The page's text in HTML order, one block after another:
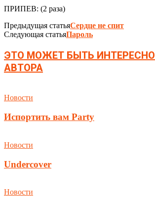
ПРИПЕВ: (2 раза)
Предыдущая статьяСердце не спит
Следующая статьяПароль
ЭТО МОЖЕТ БЫТЬ ИНТЕРЕСНО
АВТОРА
Новости
Испортить вам Party
Новости
Undercover
Новости